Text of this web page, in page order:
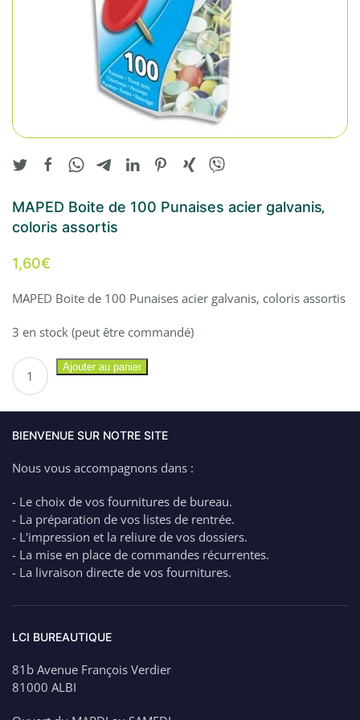
MAPED Boite de 100 Punaises acier galvanis‚
coloris assortis
1,60€
MAPED Boite de 100 Punaises acier galvanis‚ coloris assortis
3 en stock (peut être commandé)
de
Punaises
galvanis‚
coloris
assortis
Ajouter au panier
BIENVENUE SUR NOTRE SITE
Nous vous accompagnons dans :
- Le choix de vos fournitures de bureau.
- La préparation de vos listes de rentrée.
- L'impression et la reliure de vos dossiers.
- La mise en place de commandes récurrentes.
- La livraison directe de vos fournitures.
LCI BUREAUTIQUE
81b Avenue François Verdier
81000 ALBI